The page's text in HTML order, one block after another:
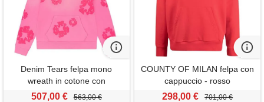
Denim Tears felpa mono
wreath in cotone con
cappuccio - rosa
507,00 € 563,00 €
COUNTY OF MILAN felpa con
cappuccio - rosso
298,00 € 701,00 €